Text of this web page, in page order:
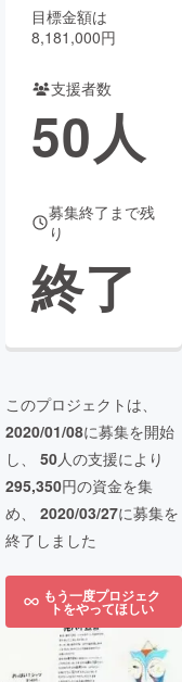
コミュニティ
目標金額は
8,181,000円
支援者数
50人
募集終了まで残
り
終了
このプロジェクトは、
2020/01/08に募集を開始
し、 50人の支援により
295,350円の資金を集
め、 2020/03/27に募集を
終了しました
もう一度プロジェク
トをやってほしい